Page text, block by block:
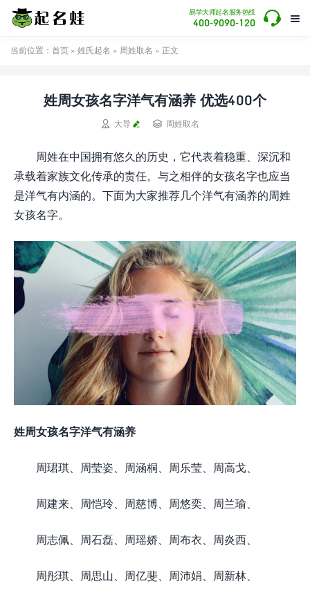

易学大师起名服务热线
400-9090-120 
当前位置： 首页 » 姓氏起名 » 周姓取名 » 正文
姓周女孩名字洋气有涵养 优选400个
 大导  周姓取名
周姓在中国拥有悠久的历史，它代表着稳重、深沉和
承载着家族文化传承的责任。与之相伴的女孩名字也应当
是洋气有内涵的。下面为大家推荐几个洋气有涵养的周姓
女孩名字。
姓周女孩名字洋气有涵养
周珺琪、周莹姿、周涵桐、周乐莹、周高戈、
周建来、周恺玲、周慈博、周悠奕、周兰瑜、
周志佩、周石磊、周瑶娇、周布衣、周炎西、
周彤琪、周思山、周亿斐、周沛娟、周新林、